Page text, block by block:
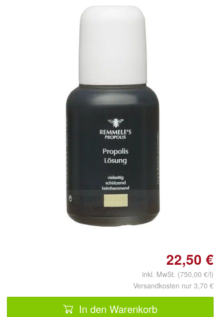
Doppelt antippen zum
vergrößern
22,50 €
inkl. MwSt. (750,00 €/l)
Versandkosten nur 3,70 €
In den Warenkorb